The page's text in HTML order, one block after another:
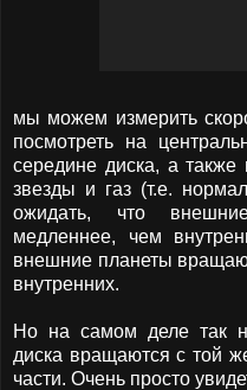
мы можем измерить
посмотреть на
середине диска, а
звезды и газ (т.е.
ожидать, что
медленнее, чем
внешние планеты
внутренних.
Но на самом деле так
диска вращаются с той
части. Очень просто